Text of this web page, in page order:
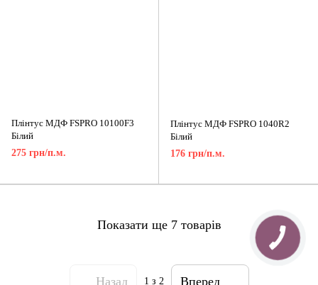
Плінтус МДФ FSPRO 10100F3
Білий
275 грн/п.м.
Плінтус МДФ FSPRO 1040R2
Білий
176 грн/п.м.
Показати ще 7 товарів
Назад 1 з 2 Вперед